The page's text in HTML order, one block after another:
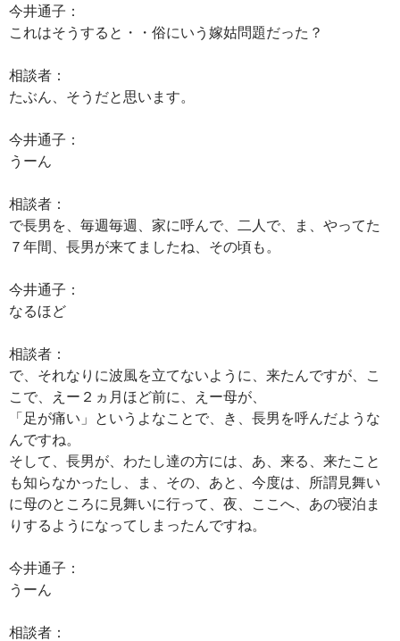
今井通子：
これはそうすると・・俗にいう嫁姑問題だった？
相談者：
たぶん、そうだと思います。
今井通子：
うーん
相談者：
で長男を、毎週毎週、家に呼んで、二人で、ま、やってた
７年間、長男が来てましたね、その頃も。
今井通子：
なるほど
相談者：
で、それなりに波風を立てないように、来たんですが、こ
こで、えー２ヵ月ほど前に、えー母が、
「足が痛い」というよなことで、き、長男を呼んだような
んですね。
そして、長男が、わたし達の方には、あ、来る、来たこと
も知らなかったし、ま、その、あと、今度は、所謂見舞い
に母のところに見舞いに行って、夜、ここへ、あの寝泊ま
りするようになってしまったんですね。
今井通子：
うーん
相談者：